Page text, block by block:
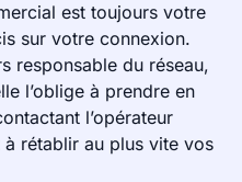
est toujours votre
sur votre connexion.
responsable du réseau,
l’oblige à prendre en
l’opérateur
rétablir au plus vite vos